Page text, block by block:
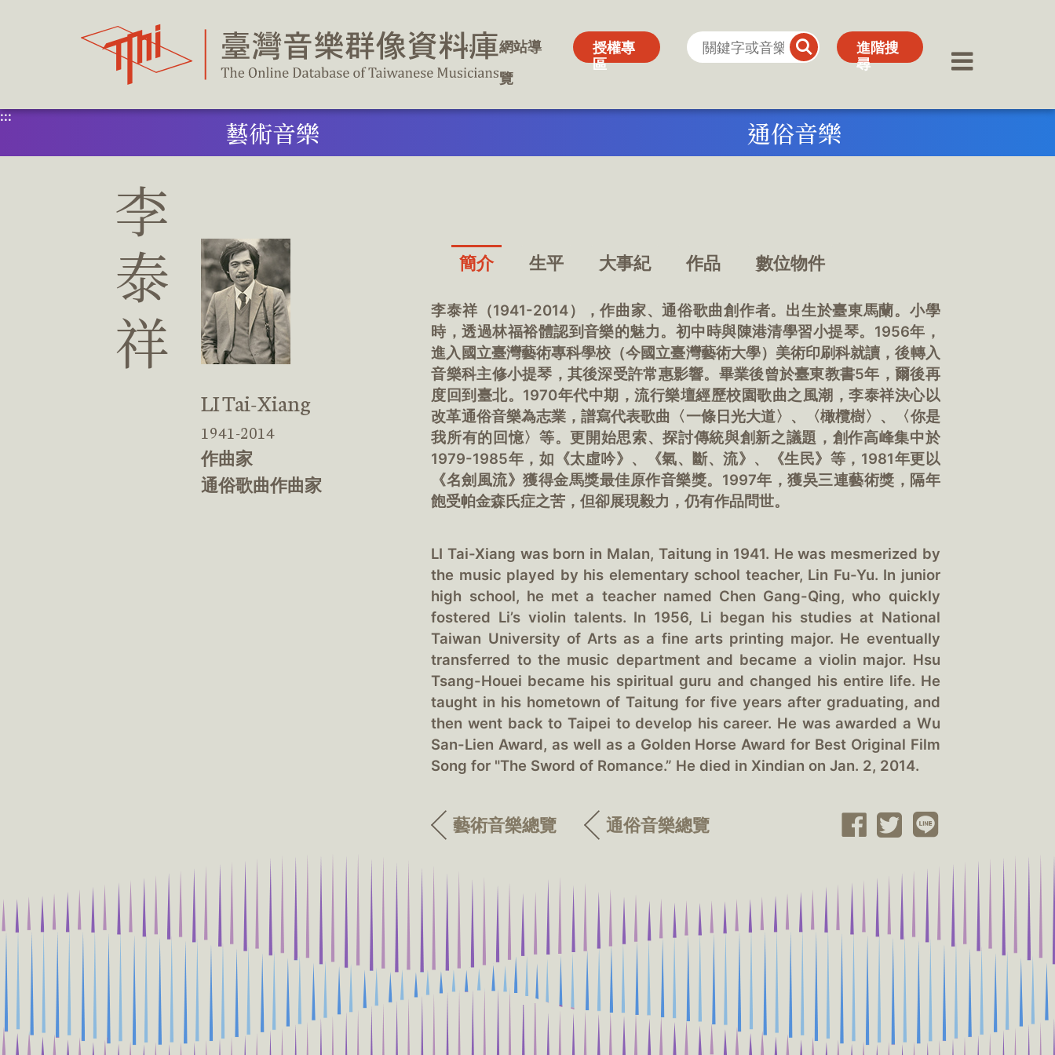
塊
:::
網站導
覽
授權專
區
進階搜
尋
:::
網站導
覽
授權專
區
進階搜
尋
::: 藝術音樂 通俗音樂
李
泰
祥
LI Tai-Xiang
1941-2014
作曲家
通俗歌曲作曲家
簡介 生平 大事紀 作品 數位物件
李泰祥（1941-2014），作曲家、通俗歌曲創作者。出生於臺東馬蘭。小學
時，透過林福裕體認到音樂的魅力。初中時與陳港清學習小提琴。1956年，
進入國立臺灣藝術專科學校（今國立臺灣藝術大學）美術印刷科就讀，後轉入
音樂科主修小提琴，其後深受許常惠影響。畢業後曾於臺東教書5年，爾後再
度回到臺北。1970年代中期，流行樂壇經歷校園歌曲之風潮，李泰祥決心以
改革通俗音樂為志業，譜寫代表歌曲〈一條日光大道〉、〈橄欖樹〉、〈你是
我所有的回憶〉等。更開始思索、探討傳統與創新之議題，創作高峰集中於
1979-1985年，如《太虛吟》、《氣、斷、流》、《生民》等，1981年更以
《名劍風流》獲得金馬獎最佳原作音樂獎。1997年，獲吳三連藝術獎，隔年
飽受帕金森氏症之苦，但卻展現毅力，仍有作品問世。
LI Tai-Xiang was born in Malan, Taitung in 1941. He was mesmerized by
the music played by his elementary school teacher, Lin Fu-Yu. In junior
high school, he met a teacher named Chen Gang-Qing, who quickly
fostered Li’s violin talents. In 1956, Li began his studies at National
Taiwan University of Arts as a fine arts printing major. He eventually
transferred to the music department and became a violin major. Hsu
Tsang-Houei became his spiritual guru and changed his entire life. He
taught in his hometown of Taitung for five years after graduating, and
then went back to Taipei to develop his career. He was awarded a Wu
San-Lien Award, as well as a Golden Horse Award for Best Original Film
Song for "The Sword of Romance.” He died in Xindian on Jan. 2, 2014.
藝術音樂總覽 通俗音樂總覽